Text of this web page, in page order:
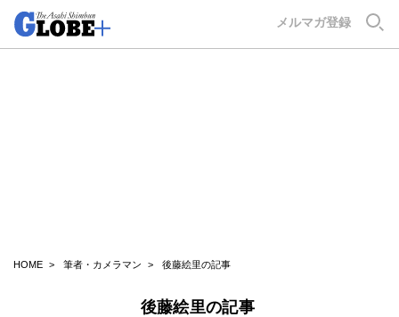
メルマガ登録
HOME 筆者・カメラマン 後藤絵里の記事
後藤絵里の記事